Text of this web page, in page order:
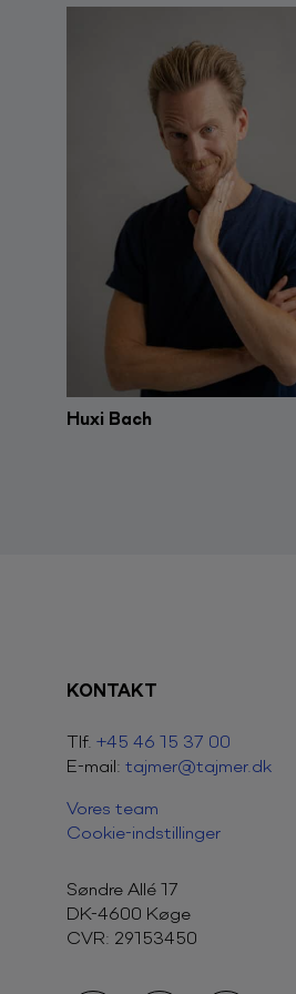
Huxi Bach
KONTAKT
Tlf. +45 46 15 37 00
E-mail: tajmer@tajmer.dk
Vores team
Cookie-indstillinger
Søndre Allé 17
DK-4600 Køge
CVR: 29153450